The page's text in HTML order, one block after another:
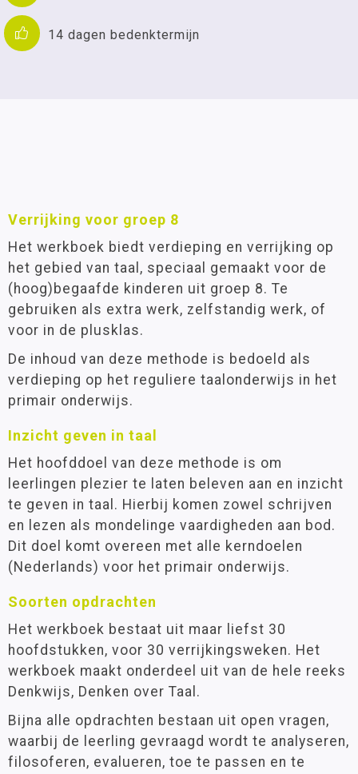
14 dagen bedenktermijn
Verrijking voor groep 8
Het werkboek biedt verdieping en verrijking op
het gebied van taal, speciaal gemaakt voor de
(hoog)begaafde kinderen uit groep 8. Te
gebruiken als extra werk, zelfstandig werk, of
voor in de plusklas.
De inhoud van deze methode is bedoeld als
verdieping op het reguliere taalonderwijs in het
primair onderwijs.
Inzicht geven in taal
Het hoofddoel van deze methode is om
leerlingen plezier te laten beleven aan en inzicht
te geven in taal. Hierbij komen zowel schrijven
en lezen als mondelinge vaardigheden aan bod.
Dit doel komt overeen met alle kerndoelen
(Nederlands) voor het primair onderwijs.
Soorten opdrachten
Het werkboek bestaat uit maar liefst 30
hoofdstukken, voor 30 verrijkingsweken. Het
werkboek maakt onderdeel uit van de hele reeks
Denkwijs, Denken over Taal.
Bijna alle opdrachten bestaan uit open vragen,
waarbij de leerling gevraagd wordt te analyseren,
filosoferen, evalueren, toe te passen en te